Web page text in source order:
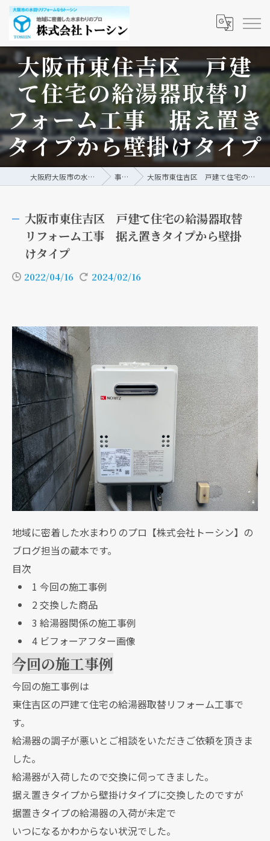
大阪市東住吉区 戸建
て住宅の給湯器取替リ
フォーム工事 据え置き
タイプから壁掛けタイプ
大阪府大阪市の水回りリフォームなら株式会社トーシン 事例/ブログ 大阪市東住吉区 戸建て住宅の給湯器取替リフォーム工事 据え置きタイプから壁掛けタイプ
大阪市東住吉区 戸建て住宅の給湯器取替
リフォーム工事 据え置きタイプから壁掛
けタイプ
2022/04/16 2024/02/16
地域に密着した水まわりのプロ【株式会社トーシン】の
ブログ担当の蔵本です。
目次
1 今回の施工事例
2交換した商品
3 給湯器関係の施工事例
4ビフォーアフター画像
今回の施工事例
今回の施工事例は
東住吉区の戸建て住宅の給湯器取替リフォーム工事で
す。
給湯器の調子が悪いとご相談をいただきご依頼を頂きま
した。
給湯器が入荷したので交換に伺ってきました。
据え置きタイプから壁掛けタイプに交換したのですが
据置きタイプの給湯器の入荷が未定で
いつになるかわからない状況でした。